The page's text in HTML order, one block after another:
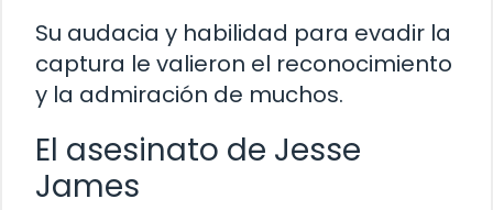
Su audacia y habilidad para evadir la
captura le valieron el reconocimiento
y la admiración de muchos.
El asesinato de Jesse
James